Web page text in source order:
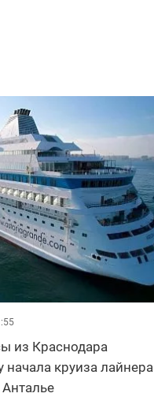
из Краснодара
начала круиза лайнера